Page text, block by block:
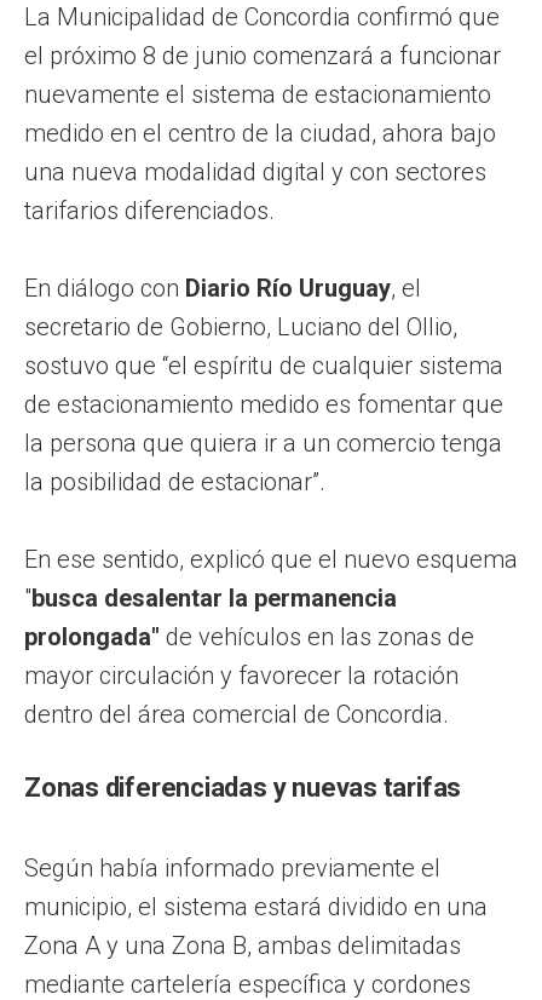
La Municipalidad de Concordia confirmó que
el próximo 8 de junio comenzará a funcionar
nuevamente el sistema de estacionamiento
medido en el centro de la ciudad, ahora bajo
una nueva modalidad digital y con sectores
tarifarios diferenciados.
En diálogo con Diario Río Uruguay, el
secretario de Gobierno, Luciano del Ollio,
sostuvo que “el espíritu de cualquier sistema
de estacionamiento medido es fomentar que
la persona que quiera ir a un comercio tenga
la posibilidad de estacionar”.
En ese sentido, explicó que el nuevo esquema
"busca desalentar la permanencia
prolongada" de vehículos en las zonas de
mayor circulación y favorecer la rotación
dentro del área comercial de Concordia.
Zonas diferenciadas y nuevas tarifas
Según había informado previamente el
municipio, el sistema estará dividido en una
Zona A y una Zona B, ambas delimitadas
mediante cartelería específica y cordones